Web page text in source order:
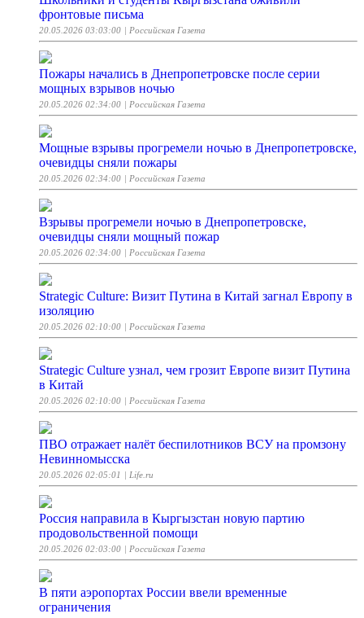
фронтовые письма
20.05.2026 03:03:00 | Российская Газета
Пожары начались в Днепропетровске после серии
мощных взрывов ночью
20.05.2026 02:34:00 | Российская Газета
Мощные взрывы прогремели ночью в Днепропетровске,
очевидцы сняли пожары
20.05.2026 02:34:00 | Российская Газета
Взрывы прогремели ночью в Днепропетровске,
очевидцы сняли мощный пожар
20.05.2026 02:34:00 | Российская Газета
Strategic Culture: Визит Путина в Китай загнал Европу в
изоляцию
20.05.2026 02:10:00 | Российская Газета
Strategic Culture узнал, чем грозит Европе визит Путина
в Китай
20.05.2026 02:10:00 | Российская Газета
ПВО отражает налёт беспилотников ВСУ на промзону
Невинномысска
20.05.2026 02:05:01 | Life.ru
Россия направила в Кыргызстан новую партию
продовольственной помощи
20.05.2026 02:03:00 | Российская Газета
В пяти аэропортах России ввели временные
ограничения